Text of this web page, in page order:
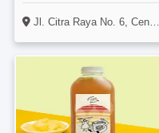
Jl. Citra Raya No. 6, Cengkareng, Jakarta